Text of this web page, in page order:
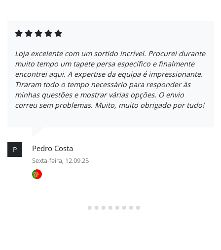
Loja excelente com um sortido incrível. Procurei durante
muito tempo um tapete persa específico e finalmente
encontrei aqui. A expertise da equipa é impressionante.
Tiraram todo o tempo necessário para responder às
minhas questões e mostrar várias opções. O envio
correu sem problemas. Muito, muito obrigado por tudo!
P Pedro Costa
Sexta-feira, 12.09.25